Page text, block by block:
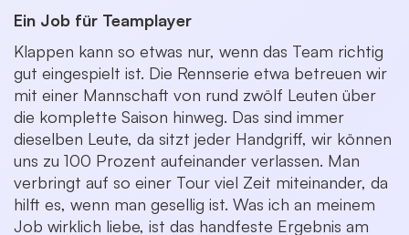
Ein Job für Teamplayer
Klappen kann so etwas nur, wenn das Team richtig
gut eingespielt ist. Die Rennserie etwa betreuen wir
mit einer Mannschaft von rund zwölf Leuten über
die komplette Saison hinweg. Das sind immer
dieselben Leute, da sitzt jeder Handgriff, wir können
uns zu 100 Prozent aufeinander verlassen. Man
verbringt auf so einer Tour viel Zeit miteinander, da
hilft es, wenn man gesellig ist. Was ich an meinem
Job wirklich liebe, ist das handfeste Ergebnis am